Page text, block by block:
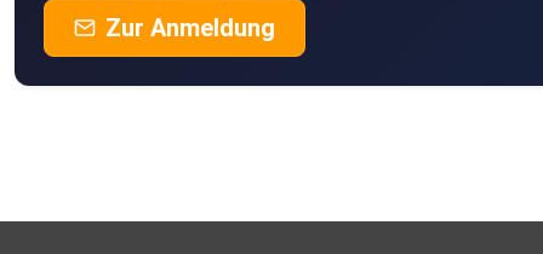
Zur Anmeldung